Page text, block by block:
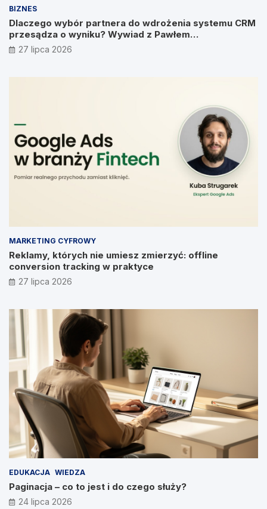
BIZNES
Dlaczego wybór partnera do wdrożenia systemu CRM
przesądza o wyniku? Wywiad z Pawłem
Prymakowskim, CEO IT Vision
27 lipca 2026
MARKETING CYFROWY
Reklamy, których nie umiesz zmierzyć: offline
conversion tracking w praktyce
27 lipca 2026
EDUKACJA WIEDZA
Paginacja – co to jest i do czego służy?
24 lipca 2026